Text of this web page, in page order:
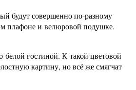
будут совершенно по-разному
плафоне и велюровой подушке.
гостиной. К такой цветовой
картину, но всё же смягчат